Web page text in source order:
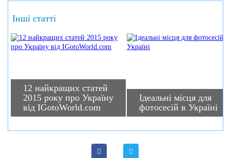
Інші статті
12 найкращих статей
2015 року про Україну
від IGotoWorld.com
Ідеальні місця для
фотосесій в Україні